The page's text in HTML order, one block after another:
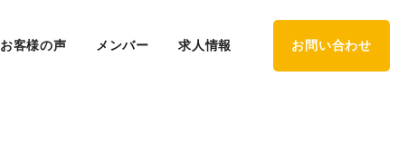
お客様の声 メンバー 求人情報 お問い合わせ